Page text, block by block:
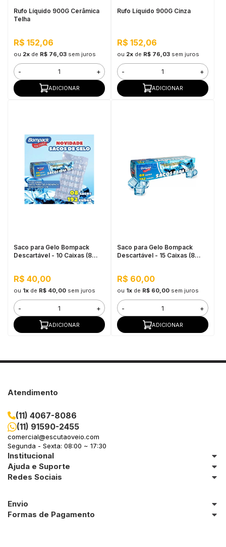
Rufo Líquido 900G Cerâmica
Telha
R$ 152,06
ou 2xde R$ 76,03 sem juros
- +
ADICIONAR
Rufo Líquido 900G Cinza
R$ 152,06
ou 2xde R$ 76,03 sem juros
- +
ADICIONAR
Saco para Gelo Bompack
Descartável - 10 Caixas (8
R$ 40,00
ou 1xde R$ 40,00 sem juros
- +
ADICIONAR
Saco para Gelo Bompack
Descartável - 15 Caixas (8
R$ 60,00
ou 1xde R$ 60,00 sem juros
- +
ADICIONAR
Atendimento
(11) 4067-8086
(11) 91590-2455
comercial@escutaoveio.com
Segunda - Sexta: 08:00 ~ 17:30
Institucional
Ajuda e Suporte
Redes Sociais
Envio
Formas de Pagamento